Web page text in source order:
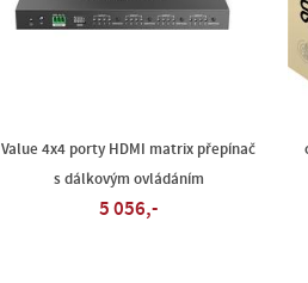
Value 4x4 porty HDMI matrix přepínač
s dálkovým ovládáním
5 056,-